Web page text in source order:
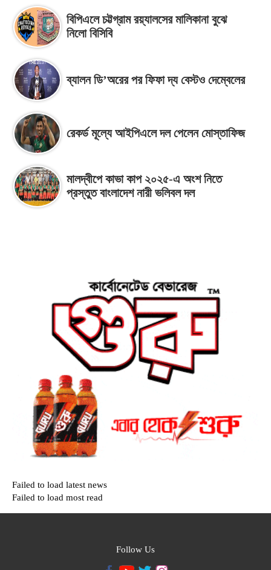
বিপিএলে চট্টগ্রাম রয়্যালসের মালিকানা বুঝে
নিলো বিসিবি
ব্যালন ডি’অরের পর ফিফা দ্য বেস্টও দেম্বেলের
রেকর্ড মূল্যে আইপিএলে দল পেলেন মোস্তাফিজ
মালদ্বীপে কাভা কাপ ২০২৫-এ অংশ নিতে
প্রস্তুত বাংলাদেশ নারী ভলিবল দল
Failed to load latest news
Failed to load most read
Follow Us